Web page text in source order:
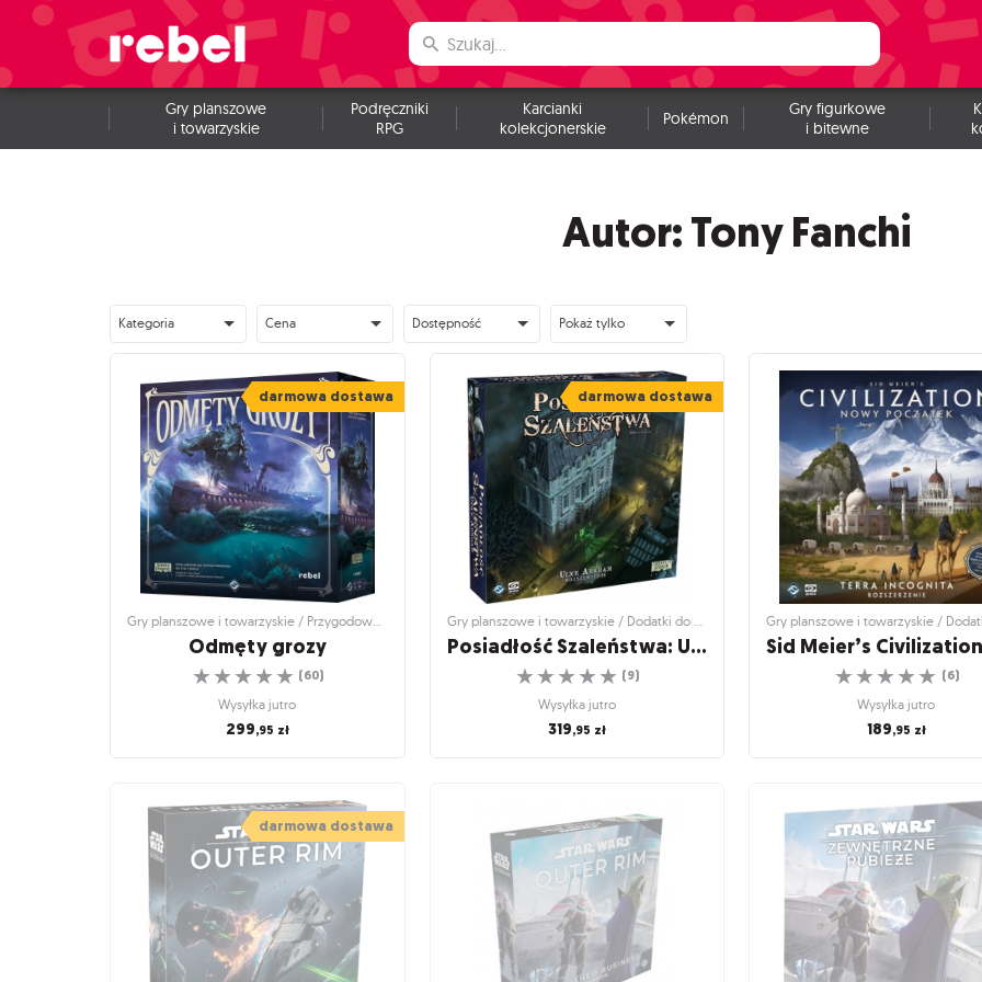
Gry planszowe
i towarzyskie
Podręczniki
RPG
Karcianki
kolekcjonerskie
Pokémon
Gry figurkowe
i bitewne
Autor: Tony Fanchi
Kategoria Cena Dostępność Pokaż tylko
darmowa dostawa
Odmęty grozy
☆
☆
☆
☆
☆ (60)
Wysyłka jutro
299,95 zł
Odmęty grozy
Groza na pełnym morzu
☆
☆
☆
☆
☆ 60)
Wysyłka jutro
299,95 zł
darmowa dostawa
Posiadłość Szaleństwa: Ulice Arkham
☆
☆
☆
☆
☆ (9)
Wysyłka jutro
319,95 zł
Ulice Arkham
Miasto w niebezpieczeństwie...
☆
☆
☆
☆
☆ ( )
Wysyłka jutro
319,95 zł
☆
☆
☆
☆
☆ (6)
Wysyłka jutro
189,95 zł
Sid Meier’s
Nowy początek -
Incognita
10 nowych cywilizacji!
☆
☆
☆
☆
☆ 6)
Wysyłka jutro
189
darmowa dostawa